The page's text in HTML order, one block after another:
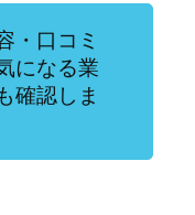
・口コミ
になる業
確認しま